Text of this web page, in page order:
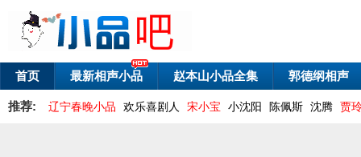
首页 最新相声小品 赵本山小品全集 郭德纲相声
推荐: 辽宁春晚小品 欢乐喜剧人 宋小宝 小沈阳 陈佩斯 沈腾 贾